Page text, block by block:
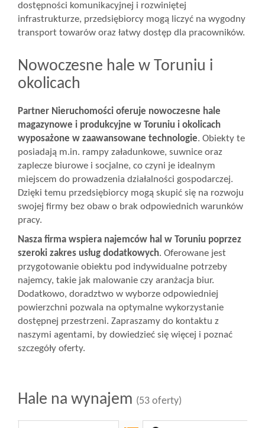
dostępności komunikacyjnej i rozwiniętej
infrastrukturze, przedsiębiorcy mogą liczyć na wygodny
transport towarów oraz łatwy dostęp dla pracowników.
Nowoczesne hale w Toruniu i
okolicach
Partner Nieruchomości oferuje nowoczesne hale
magazynowe i produkcyjne w Toruniu i okolicach
wyposażone w zaawansowane technologie. Obiekty te
posiadają m.in. rampy załadunkowe, suwnice oraz
zaplecze biurowe i socjalne, co czyni je idealnym
miejscem do prowadzenia działalności gospodarczej.
Dzięki temu przedsiębiorcy mogą skupić się na rozwoju
swojej firmy bez obaw o brak odpowiednich warunków
pracy.
Nasza firma wspiera najemców hal w Toruniu poprzez
szeroki zakres usług dodatkowych. Oferowane jest
przygotowanie obiektu pod indywidualne potrzeby
najemcy, takie jak malowanie czy aranżacja biur.
Dodatkowo, doradztwo w wyborze odpowiedniej
powierzchni pozwala na optymalne wykorzystanie
dostępnej przestrzeni. Zapraszamy do kontaktu z
naszymi agentami, by dowiedzieć się więcej i poznać
szczegóły oferty.
Hale na wynajem (53 oferty)